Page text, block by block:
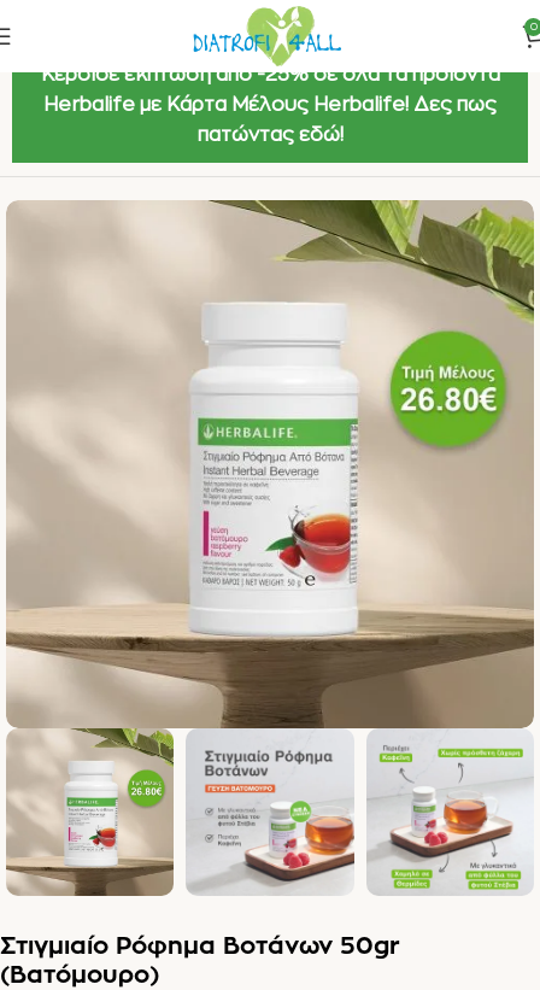
0
Κέρδισε έκπτωση από -25% σε όλα τα προϊόντα
Herbalife με Κάρτα Μέλους Herbalife! Δες πως
πατώντας εδώ!
Στιγμιαίο Ρόφημα Βοτάνων 50gr
(Βατόμουρο)